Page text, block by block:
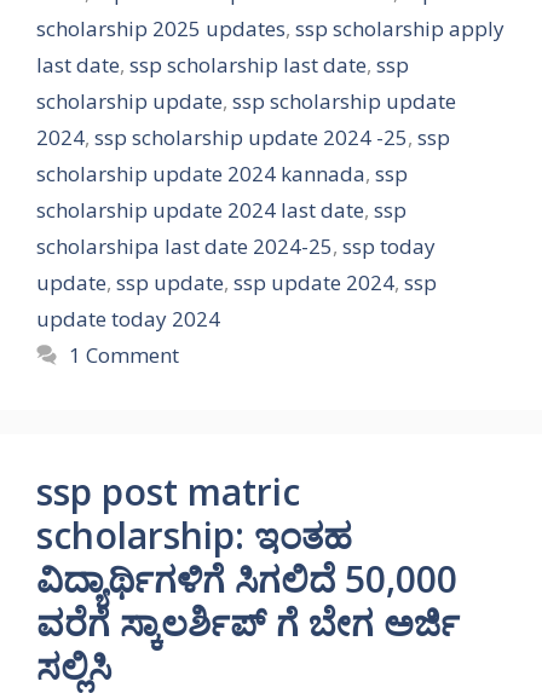
scholarship 2025 updates, ssp scholarship apply
last date, ssp scholarship last date, ssp
scholarship update, ssp scholarship update
2024, ssp scholarship update 2024 -25, ssp
scholarship update 2024 kannada, ssp
scholarship update 2024 last date, ssp
scholarshipa last date 2024-25, ssp today
update, ssp update, ssp update 2024, ssp
update today 2024
1 Comment
ssp post matric
scholarship: ಇಂತಹ
ವಿದ್ಯಾರ್ಥಿಗಳಿಗೆ ಸಿಗಲಿದೆ 50,000
ವರೆಗೆ ಸ್ಕಾಲರ್ಶಿಪ್ ಗೆ ಬೇಗ ಅರ್ಜಿ
ಸಲ್ಲಿಸಿ